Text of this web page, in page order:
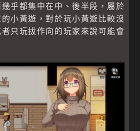
乎都集中在中、後半段，屬於
小黃遊，對於玩小黃遊比較沒
只玩拔作向的玩家來說可能會